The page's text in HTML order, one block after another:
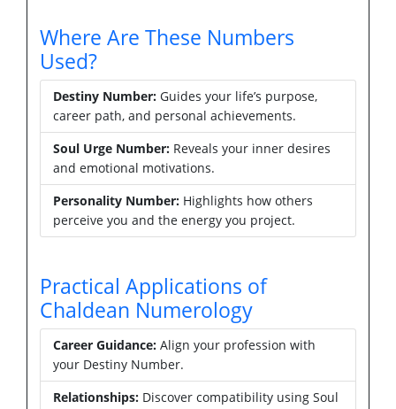
Where Are These Numbers
Used?
Destiny Number: Guides your life’s purpose,
career path, and personal achievements.
Soul Urge Number: Reveals your inner desires
and emotional motivations.
Personality Number: Highlights how others
perceive you and the energy you project.
Practical Applications of
Chaldean Numerology
Career Guidance: Align your profession with
your Destiny Number.
Relationships: Discover compatibility using Soul